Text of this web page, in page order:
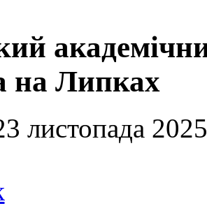
на Липках
листопада